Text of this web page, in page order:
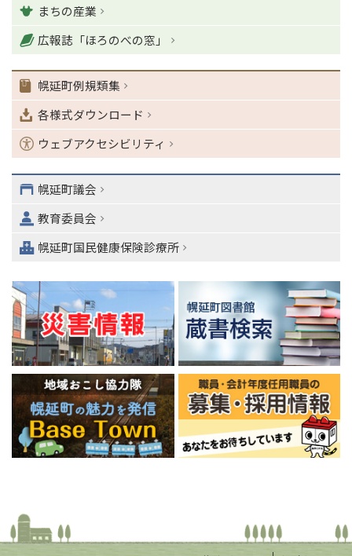
まちの産業
広報誌「ほろのべの窓」
幌延町例規類集
各様式ダウンロード
ウェブアクセシビリティ
幌延町議会
教育委員会
幌延町国民健康保険診療所